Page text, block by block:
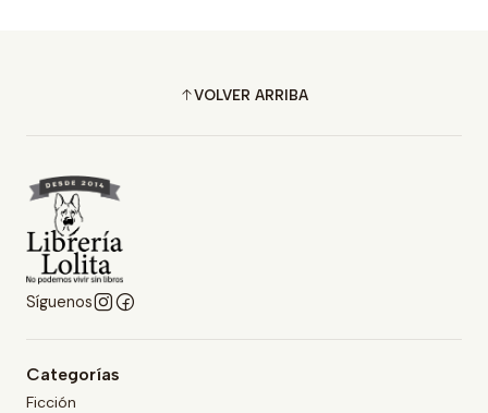
VOLVER ARRIBA
Síguenos
Categorías
Ficción